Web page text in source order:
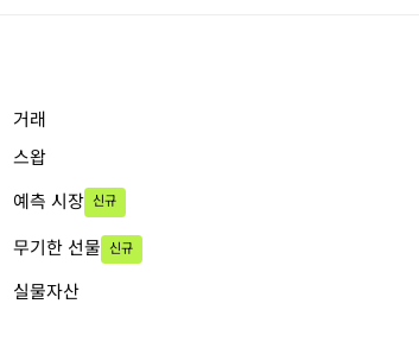
거래
스왑
예측 시장 신규
무기한 선물 신규
실물자산